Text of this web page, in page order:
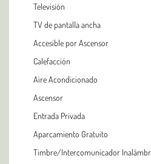
Televisión
TV de pantalla ancha
Accesible por Ascensor
Calefacción
Aire Acondicionado
Ascensor
Entrada Privada
Aparcamiento Gratuito
Timbre/Intercomunicador